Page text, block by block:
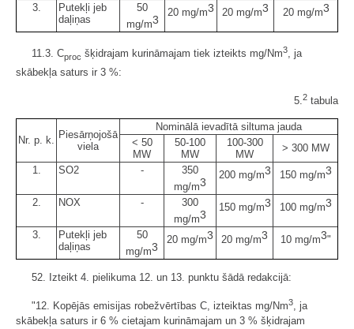
3.
Putekļi jeb
daļiņas
50
mg/m3
20 mg/m3 20 mg/m3 20 mg/m3
11.3. Cproc šķidrajam kurināmajam tiek izteikts mg/Nm3, ja
skābekļa saturs ir 3 %:
5. 2 tabula
Nr. p. k.
Piesārņojošā
viela
Nominālā ievadītā siltuma jauda
< 50
MW
50-100
MW
100-300
MW
> 300 MW
1.
SO2 -
350
mg/m3
200 mg/m3 150 mg/m3
2. NOX -
300
mg/m3
150 mg/m3 100 mg/m3
3.
Putekļi jeb
daļiņas
50
mg/m3
20 mg/m3 20 mg/m3 10 mg/m3"
52. Izteikt 4. pielikuma 12. un 13. punktu šādā redakcijā:
"12. Kopējās emisijas robežvērtības C, izteiktas mg/Nm3, ja
skābekļa saturs ir 6 % cietajam kurināmajam un 3 % šķidrajam